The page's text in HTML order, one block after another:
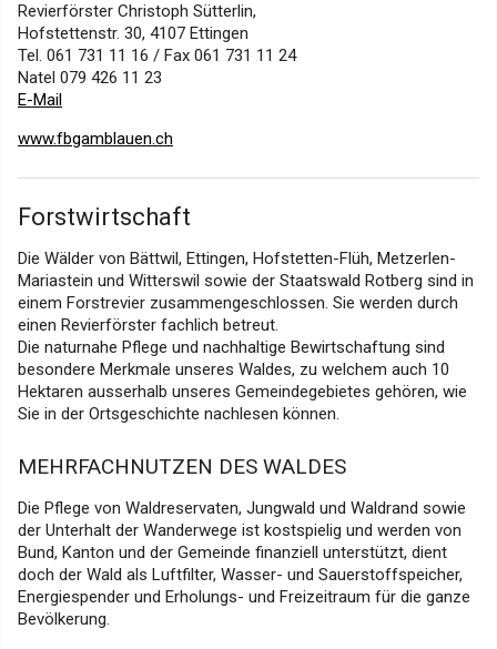
Revierförster Christoph Sütterlin,
Hofstettenstr. 30, 4107 Ettingen
Tel. 061 731 11 16 / Fax 061 731 11 24
Natel 079 426 11 23
E-Mail
www.fbgamblauen.ch
Forstwirtschaft
Die Wälder von Bättwil, Ettingen, Hofstetten-Flüh, Metzerlen-
Mariastein und Witterswil sowie der Staatswald Rotberg sind in
einem Forstrevier zusammengeschlossen. Sie werden durch
einen Revierförster fachlich betreut.
Die naturnahe Pflege und nachhaltige Bewirtschaftung sind
besondere Merkmale unseres Waldes, zu welchem auch 10
Hektaren ausserhalb unseres Gemeindegebietes gehören, wie
Sie in der Ortsgeschichte nachlesen können.
MEHRFACHNUTZEN DES WALDES
Die Pflege von Waldreservaten, Jungwald und Waldrand sowie
der Unterhalt der Wanderwege ist kostspielig und werden von
Bund, Kanton und der Gemeinde finanziell unterstützt, dient
doch der Wald als Luftfilter, Wasser- und Sauerstoffspeicher,
Energiespender und Erholungs- und Freizeitraum für die ganze
Bevölkerung.